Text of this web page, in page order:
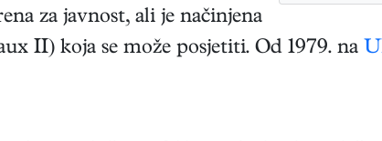
za javnost, ali je načinjena
II) koja se može posjetiti. Od 1979. na